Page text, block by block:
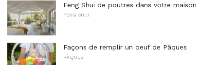
Feng Shui de poutres dans votre maison
FENG SHUI
Façons de remplir un oeuf de Pâques
PÂQUES